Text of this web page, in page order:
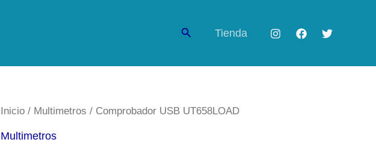
Buscar Tienda
Inicio / Multimetros / Comprobador USB UT658LOAD
Multimetros